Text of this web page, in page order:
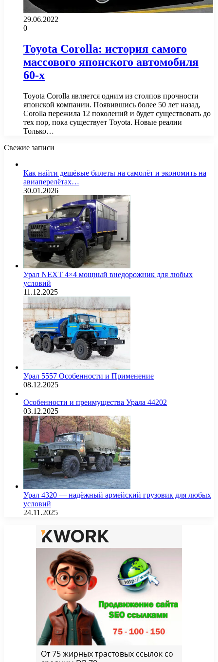
29.06.2022
0
Toyota Corolla: история самого
массового японского автомобиля
60-х
Toyota Corolla является одним из столпов прочности
японской компании. Появившись более 50 лет назад,
Corolla пережила 12 поколений и будет существовать до
тех пор, пока существует Toyota. Новые реалии
Только…
Свежие записи
Как найти дешёвые билеты на самолёт и экономить на
авиаперелётах…
30.01.2026
Урал NEXT 4×4 мощный внедорожник для любых
условий
11.12.2025
Урал 5557 Особенности и Применение
08.12.2025
Особенности и преимущества Урала 44202
03.12.2025
Урал 4320 — надёжный армейский грузовик для любых
условий
24.11.2025